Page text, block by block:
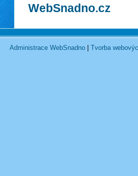
WebSnadno.cz
Administrace WebSnadno Tvorba